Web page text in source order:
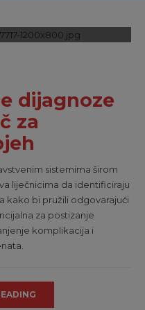
dijagnoze
za
sistemima širom
liječnicima da identificiraju
kako bi pružili odgovarajući
za postizanje
komplikacija i